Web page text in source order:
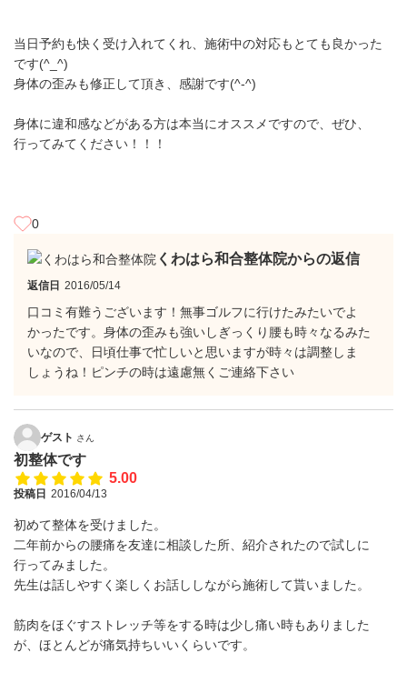
当日予約も快く受け入れてくれ、施術中の対応もとても良かった
です(^_^)
身体の歪みも修正して頂き、感謝です(^-^)
身体に違和感などがある方は本当にオススメですので、ぜひ、
行ってみてください！！！
0
くわはら和合整体院からの返信
返信日 2016/05/14
口コミ有難うございます！無事ゴルフに行けたみたいでよ
かったです。身体の歪みも強いしぎっくり腰も時々なるみた
いなので、日頃仕事で忙しいと思いますが時々は調整しま
しょうね！ピンチの時は遠慮無くご連絡下さい
ゲスト さん
初整体です
5.00
投稿日 2016/04/13
初めて整体を受けました。
二年前からの腰痛を友達に相談した所、紹介されたので試しに
行ってみました。
先生は話しやすく楽しくお話ししながら施術して貰いました。
筋肉をほぐすストレッチ等をする時は少し痛い時もありました
が、ほとんどが痛気持ちいいくらいです。